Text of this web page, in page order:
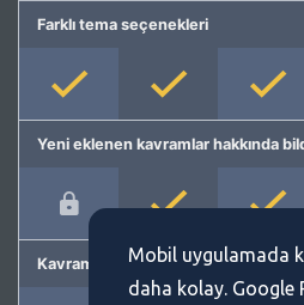
Farklı tema seçenekleri
Yeni eklenen kavramlar hakkında
Kavram önermeMobil uygulamada
daha kolay. Google